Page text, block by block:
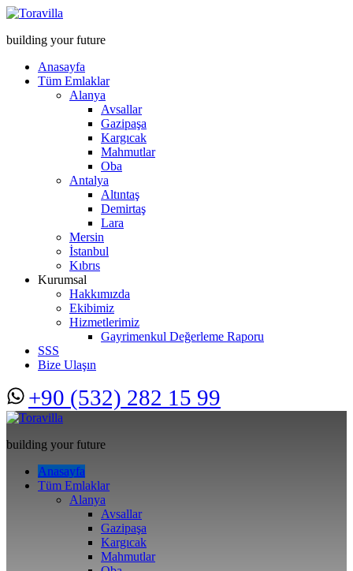
building your future
Anasayfa
Tüm Emlaklar
Alanya
Avsallar
Gazipaşa
Kargıcak
Mahmutlar
Oba
Antalya
Altıntaş
Demirtaş
Lara
Mersin
İstanbul
Kıbrıs
Kurumsal
Hakkımızda
Ekibimiz
Hizmetlerimiz
Gayrimenkul Değerleme Raporu
SSS
Bize Ulaşın
+90 (532) 282 15 99
building your future
Anasayfa
Tüm Emlaklar
Alanya
Avsallar
Gazipaşa
Kargıcak
Mahmutlar